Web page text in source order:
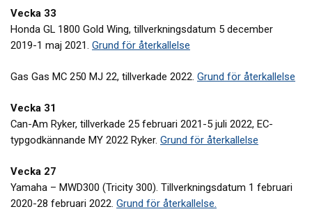
Vecka 33
Honda GL 1800 Gold Wing, tillverkningsdatum 5 december
2019-1 maj 2021. Grund för återkallelse
Gas Gas MC 250 MJ 22, tillverkade 2022. Grund för återkallelse
Vecka 31
Can-Am Ryker, tillverkade 25 februari 2021-5 juli 2022, EC-
typgodkännande MY 2022 Ryker. Grund för återkallelse
Vecka 27
Yamaha – MWD300 (Tricity 300). Tillverkningsdatum 1 februari
2020-28 februari 2022. Grund för återkallelse.